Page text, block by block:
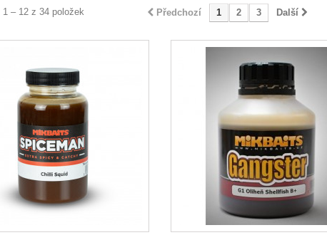
Předchozí 1 2 3 Další
1 – 12 z 34 položek